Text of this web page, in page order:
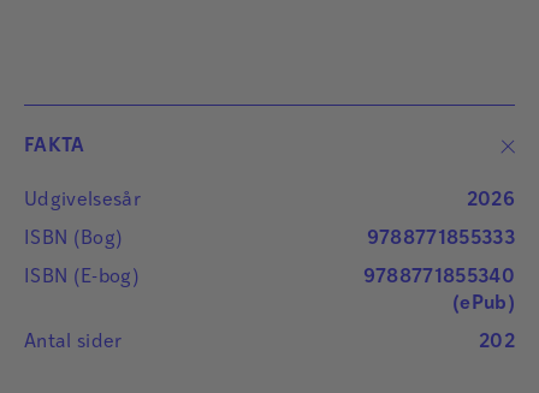
FAKTA
Udgivelsesår
2026
ISBN (Bog)
9788771855333
ISBN (E-bog)
9788771855340
(ePub)
Antal sider
202